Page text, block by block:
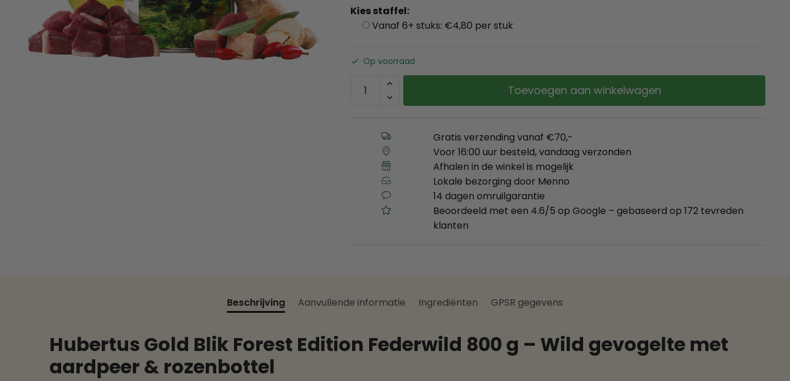
Kies staffel:
Vanaf 6+ stuks: €4,80 per stuk
Op voorraad
Toevoegen aan winkelwagen
Gratis verzending vanaf €70,-
Voor 16:00 uur besteld, vandaag verzonden
Afhalen in de winkel is mogelijk
Lokale bezorging door Menno
14 dagen omruilgarantie
Beoordeeld met een 4.6/5 op Google – gebaseerd op 172 tevreden
klanten
Beschrijving Aanvullende informatie Ingrediënten GPSR gegevens
Hubertus Gold Blik Forest Edition Federwild 800 g – Wild gevogelte met
aardpeer & rozenbottel